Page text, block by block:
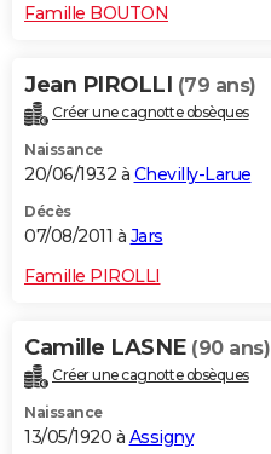
Famille BOUTON
Jean PIROLLI (79 ans)
Créer une cagnotte obsèques
Naissance
20/06/1932 à Chevilly-Larue
Décès
07/08/2011 à Jars
Famille PIROLLI
Camille LASNE (90 ans)
Créer une cagnotte obsèques
Naissance
13/05/1920 à Assigny